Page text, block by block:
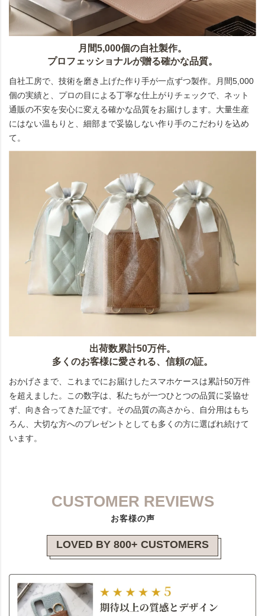
月間5,000個の自社製作。
プロフェッショナルが贈る確かな品質。
自社工房で、技術を磨き上げた作り手が一点ずつ製作。月間5,000
個の実績と、プロの目による丁寧な仕上がりチェックで、ネット
通販の不安を安心に変える確かな品質をお届けします。大量生産
にはない温もりと、細部まで妥協しない作り手のこだわりを込め
て。
出荷数累計50万件。
多くのお客様に愛される、信頼の証。
おかげさまで、これまでにお届けしたスマホケースは累計50万件
を超えました。この数字は、私たちが一つひとつの品質に妥協せ
ず、向き合ってきた証です。その品質の高さから、自分用はもち
ろん、大切な方へのプレゼントとしても多くの方に選ばれ続けて
います。
CUSTOMER REVIEWS
お客様の声
LOVED BY 800+ CUSTOMERS